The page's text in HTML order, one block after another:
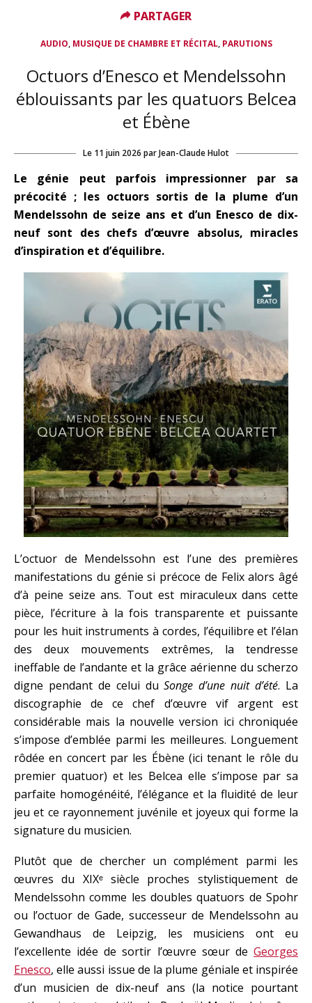
AUDIO, MUSIQUE DE CHAMBRE ET RÉCITAL, PARUTIONS
Octuors d’Enesco et Mendelssohn
éblouissants par les quatuors Belcea
et Ébène
Le 11 juin 2026 parJean-Claude Hulot
Le génie peut parfois impressionner par sa
précocité ; les octuors sortis de la plume d’un
Mendelssohn de seize ans et d’un Enesco de dix-
neuf sont des chefs d’œuvre absolus, miracles
d’inspiration et d’équilibre.
L’octuor de Mendelssohn est l’une des premières
manifestations du génie si précoce de Felix alors âgé
d’à peine seize ans. Tout est miraculeux dans cette
pièce, l’écriture à la fois transparente et puissante
pour les huit instruments à cordes, l’équilibre et l’élan
des deux mouvements extrêmes, la tendresse
ineffable de l’andante et la grâce aérienne du scherzo
digne pendant de celui duSonge d’une nuit d’été. La
discographie de ce chef d’œuvre vif argent est
considérable mais la nouvelle version ici chroniquée
s’impose d’emblée parmi les meilleures. Longuement
rôdée en concert par les Ébène (ici tenant le rôle du
premier quatuor) et les Belcea elle s’impose par sa
parfaite homogénéité, l’élégance et la fluidité de leur
jeu et ce rayonnement juvénile et joyeux qui forme la
signature du musicien.
Plutôt que de chercher un complément parmi les
œuvres du XIXᵉ siècle proches stylistiquement de
Mendelssohn comme les doubles quatuors de Spohr
ou l’octuor de Gade, successeur de Mendelssohn au
Gewandhaus de Leipzig, les musiciens ont eu
l’excellente idée de sortir l’œuvre sœur de Georges
Enesco, elle aussi issue de la plume géniale et inspirée
d’un musicien de dix-neuf ans (la notice pourtant
PARTAGER
PARTAGER